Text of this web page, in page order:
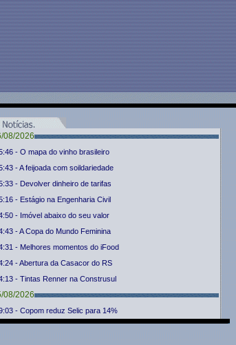
08/2026
- O mapa do vinho brasileiro
- A feijoada com soildariedade
- Devolver dinheiro de tarifas
- Estágio na Engenharia Civil
- Imóvel abaixo do seu valor
- A Copa do Mundo Feminina
- Melhores momentos do iFood
- Abertura da Casacor do RS
- Tintas Renner na Construsul
08/2026
- Copom reduz Selic para 14%